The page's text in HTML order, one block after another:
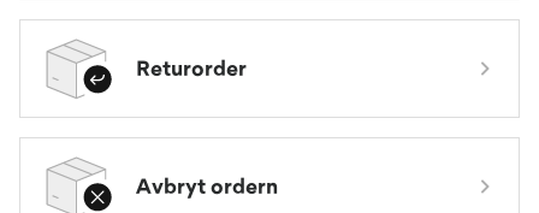
Returorder
Avbryt ordern